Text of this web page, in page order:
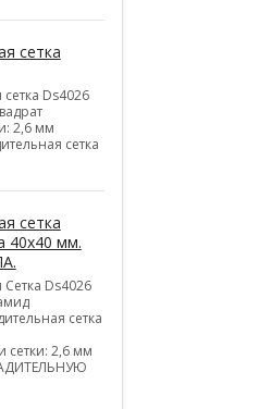
сетка
Ds4026
2,6 мм
сетка
сетка
40х40 мм.
Ds4026
сетка
2,6 мм